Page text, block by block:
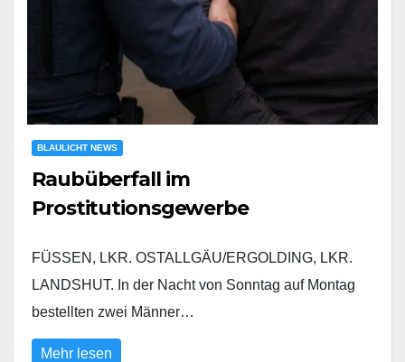
BLAULICHT NEWS
Raubüberfall im
Prostitutionsgewerbe
FÜSSEN, LKR. OSTALLGÄU/ERGOLDING, LKR.
LANDSHUT. In der Nacht von Sonntag auf Montag
bestellten zwei Männer…
Mehr lesen